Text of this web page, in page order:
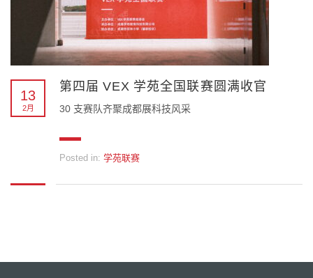
13
2月
第四届 VEX 学苑全国联赛圆满收官
30 支赛队齐聚成都展科技风采
Posted in: 学苑联赛